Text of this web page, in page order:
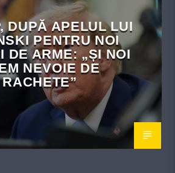
DUPĂ APELUL LUI
PENTRU NOI
DE ARME: „ȘI NOI
NEVOIE DE
RACHETE”